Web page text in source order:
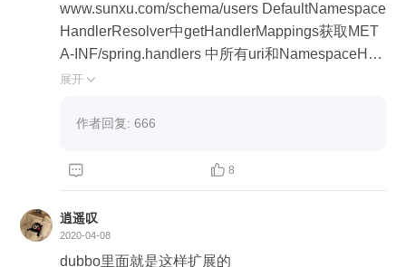
www.sunxu.com/schema/users DefaultNamespace
HandlerResolver中getHandlerMappings获取MET
A-INF/spring.handlers 中所有uri和NamespaceHan
dler的映射关系。根据namespaceUri=http://www.s
ndler，然后执行init方法注册自定义BeanDefinition
se方法，该方法会根据自定义注册BeanDefinitionP
托自定义的BeanDefinitionParser去解析,然后调用A
bstractSingleBeanDefinitionParser的parseInternal
去新建BeanDefinitionBuilder，然后设置BeanDefi
展开 
作者回复: 666
  8
逍遥叹
2020-04-08
dubbo里面就是这样扩展的